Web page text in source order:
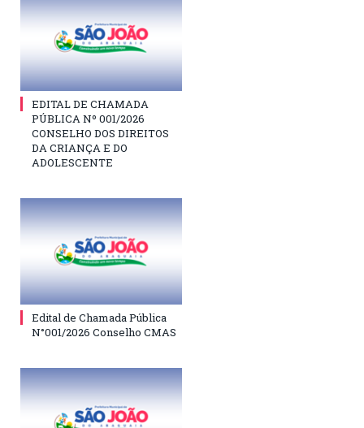
EDITAL DE CHAMADA
PÚBLICA Nº 001/2026
CONSELHO DOS DIREITOS
DA CRIANÇA E DO
ADOLESCENTE
Edital de Chamada Pública
N°001/2026 Conselho CMAS